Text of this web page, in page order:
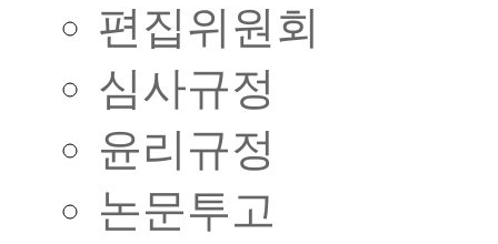
편집위원회
심사규정
윤리규정
논문투고